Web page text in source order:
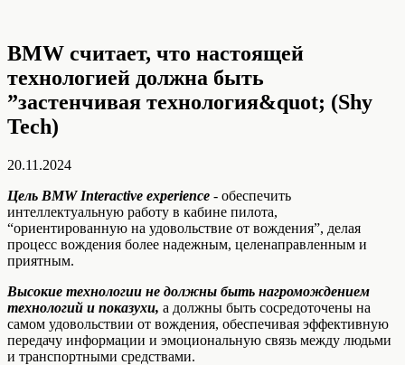
BMW считает, что настоящей
технологией должна быть
”застенчивая технология&quot; (Shy
Tech)
20.11.2024
Цель BMW Interactive experience - обеспечить
интеллектуальную работу в кабине пилота,
“ориентированную на удовольствие от вождения”, делая
процесс вождения более надежным, целенаправленным и
приятным.
Высокие технологии не должны быть нагромождением
технологий и показухи, а должны быть сосредоточены на
самом удовольствии от вождения, обеспечивая эффективную
передачу информации и эмоциональную связь между людьми
и транспортными средствами.